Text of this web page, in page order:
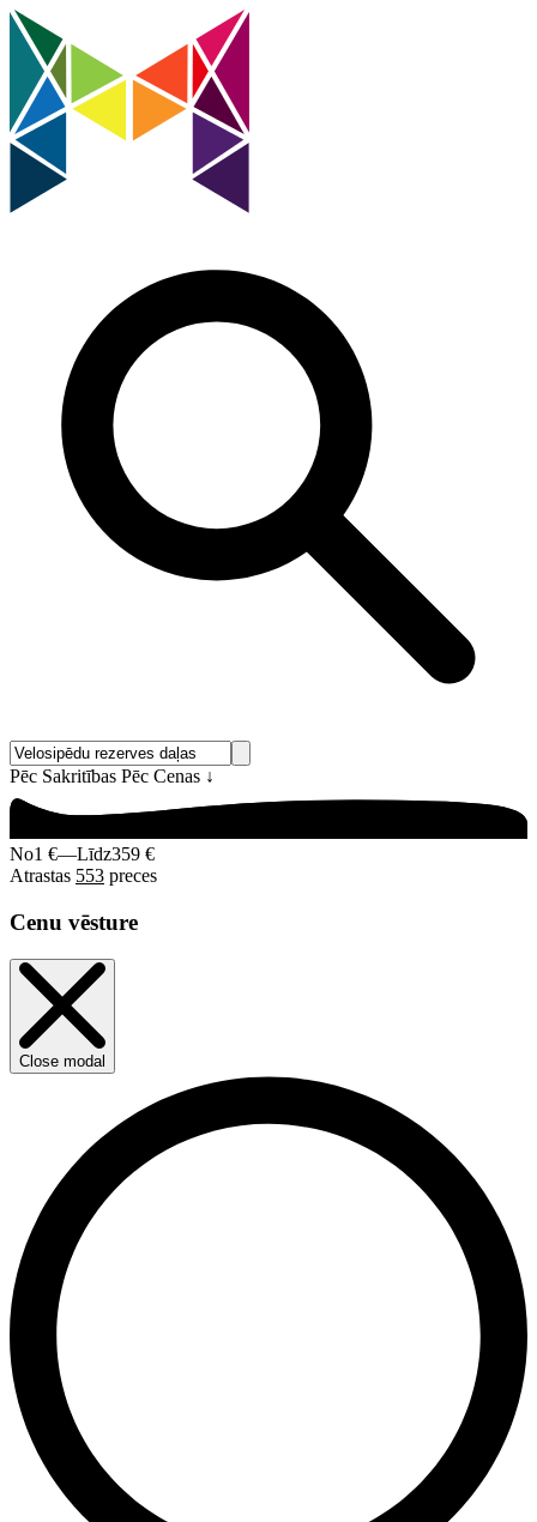
Pēc Sakritības Pēc Cenas ↓
No1 €—Līdz359 €
Atrastas 553 preces
Cenu vēsture
Close modal